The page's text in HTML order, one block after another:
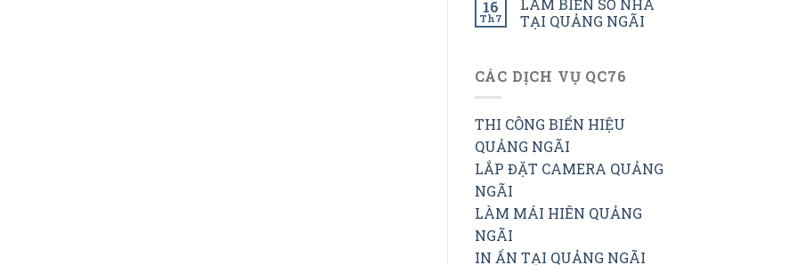
16
Th7
LÀM BIỂN SỐ NHÀ
TẠI QUẢNG NGÃI
CÁC DỊCH VỤ QC76
THI CÔNG BIỂN HIỆU
QUẢNG NGÃI
LẮP ĐẶT CAMERA QUẢNG
NGÃI
LÀM MÁI HIÊN QUẢNG
NGÃI
IN ẤN TẠI QUẢNG NGÃI